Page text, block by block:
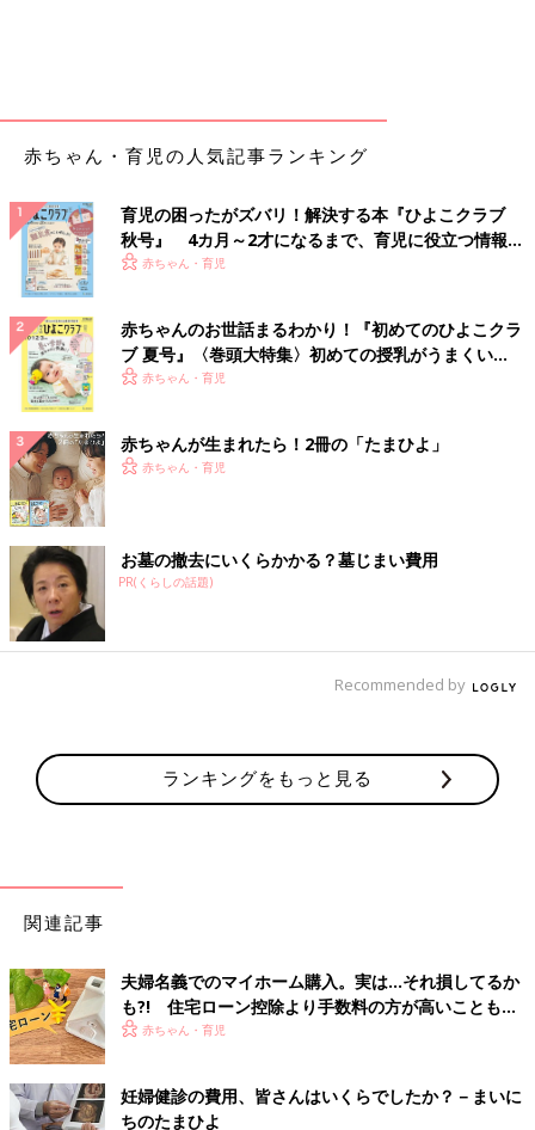
具体的には何を申請している？？？
出産など特別な医療費が発生した年や、家族が多く医療費が合算
できるご家庭は、医療費控除はまずチェックしておきたいとこ
ろ。
支出として大きい住宅ローン控除も、ローンを返済中の方は確認
を。
↓口コミPICK UP↓***************
「医療費控除を出産したときに申請しました」
「医療費の支出が多いので、医療費控除で少しでも取り返した
い。また、寄付金控除は結構たくさん返ってくるので、社会に貢
献しながら控除も受けられるのがうれしい 」
「病院にほとんど行かないから医療費控除はないと思っていた
ら、一回単価の高い薬を処方されたことがあって『これ使える』
と夫が申請してた」
「住宅ローン控除はけっこう大きい。今回は歯列矯正の医療費控
*****************************
ただし、中には還付額が思いのほか少なかった…という感想も。
「医療費控除で手間かかった割に数百円しか戻ってこなくてびっ
*****************************
「確定申告の申請はどのようにした？ 」
第1位 税務署に持参 2,456人
赤ちゃん・育児の人気記事ランキング
育児の困ったがズバリ！解決する本『ひよこクラブ
秋号』 4カ月～2才になるまで、育児に役立つ情報が
いっぱい！
赤ちゃん・育児
赤ちゃんのお世話まるわかり！『初めてのひよこクラ
ブ 夏号』〈巻頭大特集〉初めての授乳がうまくい
く！ おっぱい・ミルクの基本と夏のトラブル 解決テ
赤ちゃん・育児
赤ちゃんが生まれたら！2冊の「たまひよ」
赤ちゃん・育児
お墓の撤去にいくらかかる？墓じまい費用
PR(くらしの話題)
Recommended by
ランキングをもっと見る
関連記事
夫婦名義でのマイホーム購入。実は…それ損してるか
も?! 住宅ローン控除より手数料の方が高いこともあ
るってホント⁉ FPに聞く
赤ちゃん・育児
妊婦健診の費用、皆さんはいくらでしたか？－まいに
ちのたまひよ